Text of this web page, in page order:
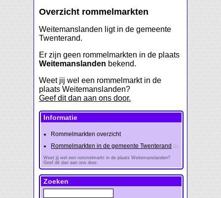
Overzicht rommelmarkten
Weitemanslanden ligt in de gemeente
Twenterand.
Er zijn geen rommelmarkten in de plaats
Weitemanslanden bekend.
Weet jij wel een rommelmarkt in de
plaats Weitemanslanden?
Geef dit dan aan ons door.
Informatie
Rommelmarkten overzicht
Rommelmarkten in de gemeente Twenterand (1)
Weet jij wel een rommelmarkt in de plaats Weitemanslanden?
Geef dit dan aan ons door.
Zoeken